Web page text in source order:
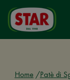
Home Patè di